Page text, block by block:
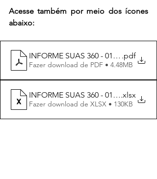
Acesse também por meio dos ícones
abaixo:
INFORME SUAS 360 - 011-2023
.pdf
Fazer download de PDF • 4.48MB
INFORME SUAS 360 - 011 - 2023
.xlsx
Fazer download de XLSX • 130KB